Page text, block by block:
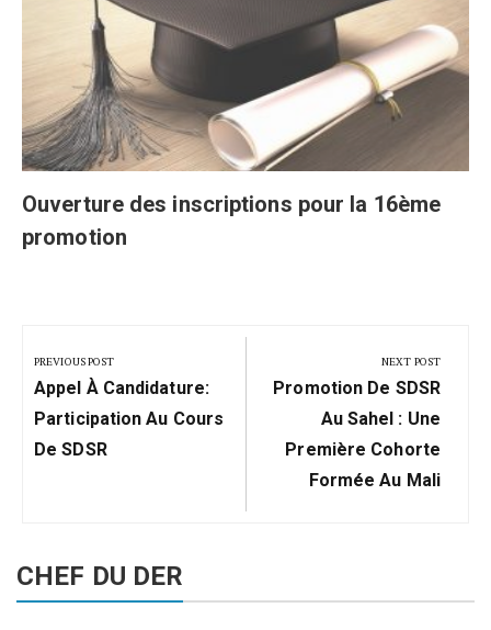
Ouverture des inscriptions pour la 16ème
promotion
de
l’article
PREVIOUS POST
Previous
Post:
Appel À Candidature:
Participation Au Cours
De SDSR
NEXT POST
Next
Promotion De SDSR
Au Sahel : Une
Première Cohorte
Formée Au Mali
CHEF DU DER